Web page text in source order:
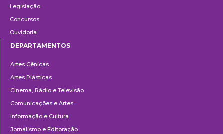
Legislação
Concursos
Ouvidoria
DEPARTAMENTOS
Artes Cênicas
Artes Plásticas
Cinema, Rádio e Televisão
Comunicações e Artes
Informação e Cultura
Jornalismo e Editoração